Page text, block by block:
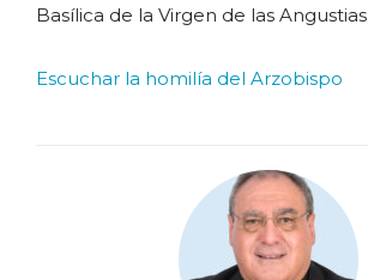
Basílica de la Virgen de las Angustias
Escuchar la homilía del Arzobispo